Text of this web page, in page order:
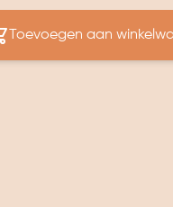
Toevoegen aan